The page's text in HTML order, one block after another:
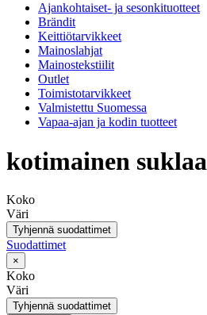
Ajankohtaiset- ja sesonkituotteet
Brändit
Keittiötarvikkeet
Mainoslahjat
Mainostekstiilit
Outlet
Toimistotarvikkeet
Valmistettu Suomessa
Vapaa-ajan ja kodin tuotteet
kotimainen suklaa
Koko
Väri
Tyhjennä suodattimet
Suodattimet
×
Koko
Väri
Tyhjennä suodattimet